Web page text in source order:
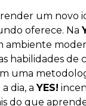
um novo
oferece. Na
ambiente
habilidades de
uma
a dia, aYES!
do que